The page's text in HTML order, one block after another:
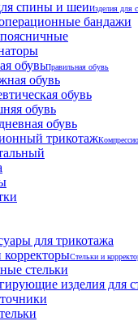
Изделия для
бандажи
Правильная обувь
обувь
обувь
обувь
обувь
для трикотажа
Стельки и
стельки
изделия для